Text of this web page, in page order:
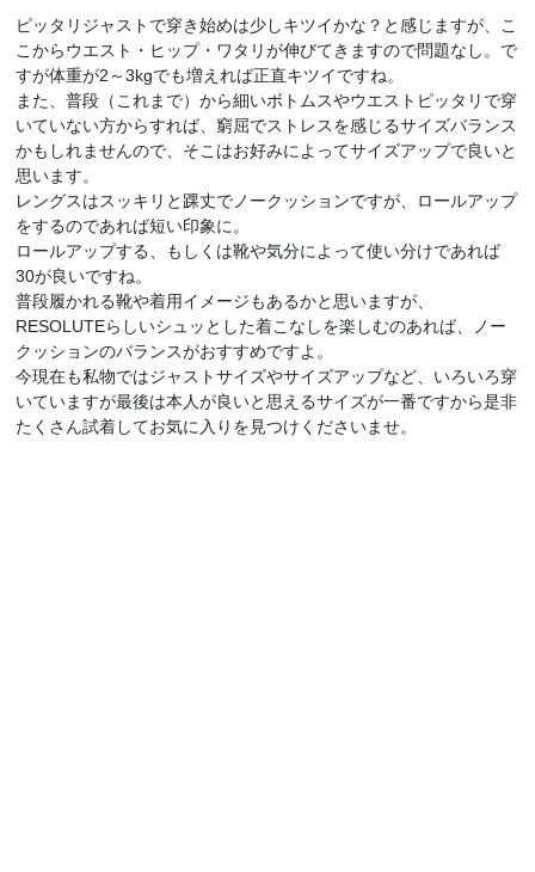
ピッタリジャストで穿き始めは少しキツイかな？と感じますが、こ
こからウエスト・ヒップ・ワタリが伸びてきますので問題なし。で
すが体重が2～3kgでも増えれば正直キツイですね。
また、普段（これまで）から細いボトムスやウエストピッタリで穿
いていない方からすれば、窮屈でストレスを感じるサイズバランス
かもしれませんので、そこはお好みによってサイズアップで良いと
思います。
レングスはスッキリと踝丈でノークッションですが、ロールアップ
をするのであれば短い印象に。
ロールアップする、もしくは靴や気分によって使い分けであれば
30が良いですね。
普段履かれる靴や着用イメージもあるかと思いますが、
RESOLUTEらしいシュッとした着こなしを楽しむのあれば、ノー
クッションのバランスがおすすめですよ。
今現在も私物ではジャストサイズやサイズアップなど、いろいろ穿
いていますが最後は本人が良いと思えるサイズが一番ですから是非
たくさん試着してお気に入りを見つけくださいませ。